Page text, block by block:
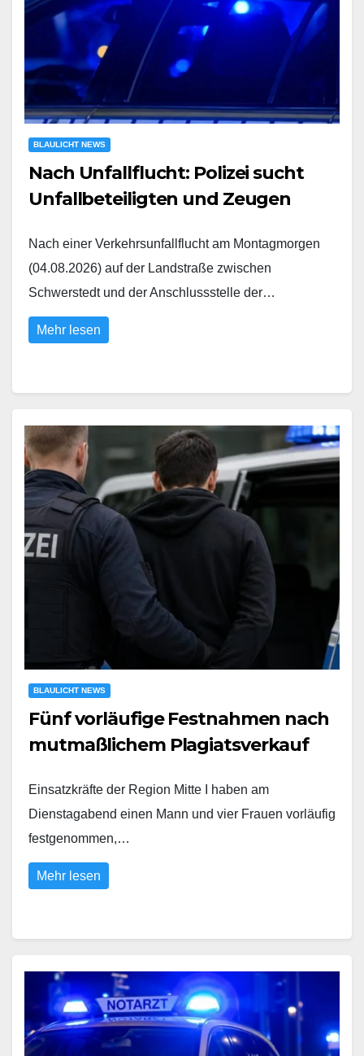
BLAULICHT NEWS
Nach Unfallflucht: Polizei sucht
Unfallbeteiligten und Zeugen
Nach einer Verkehrsunfallflucht am Montagmorgen
(04.08.2026) auf der Landstraße zwischen
Schwerstedt und der Anschlussstelle der…
Mehr lesen
BLAULICHT NEWS
Fünf vorläufige Festnahmen nach
mutmaßlichem Plagiatsverkauf
Einsatzkräfte der Region Mitte I haben am
Dienstagabend einen Mann und vier Frauen vorläufig
festgenommen,…
Mehr lesen